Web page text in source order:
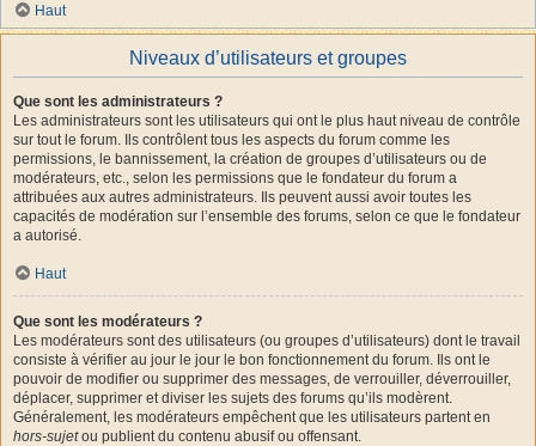
Haut
Niveaux d’utilisateurs et groupes
Que sont les administrateurs ?
Les administrateurs sont les utilisateurs qui ont le plus haut niveau de contrôle
sur tout le forum. Ils contrôlent tous les aspects du forum comme les
permissions, le bannissement, la création de groupes d’utilisateurs ou de
modérateurs, etc., selon les permissions que le fondateur du forum a
attribuées aux autres administrateurs. Ils peuvent aussi avoir toutes les
capacités de modération sur l’ensemble des forums, selon ce que le fondateur
a autorisé.
Haut
Que sont les modérateurs ?
Les modérateurs sont des utilisateurs (ou groupes d’utilisateurs) dont le travail
consiste à vérifier au jour le jour le bon fonctionnement du forum. Ils ont le
pouvoir de modifier ou supprimer des messages, de verrouiller, déverrouiller,
déplacer, supprimer et diviser les sujets des forums qu’ils modèrent.
Généralement, les modérateurs empêchent que les utilisateurs partent en
hors-sujetou publient du contenu abusif ou offensant.